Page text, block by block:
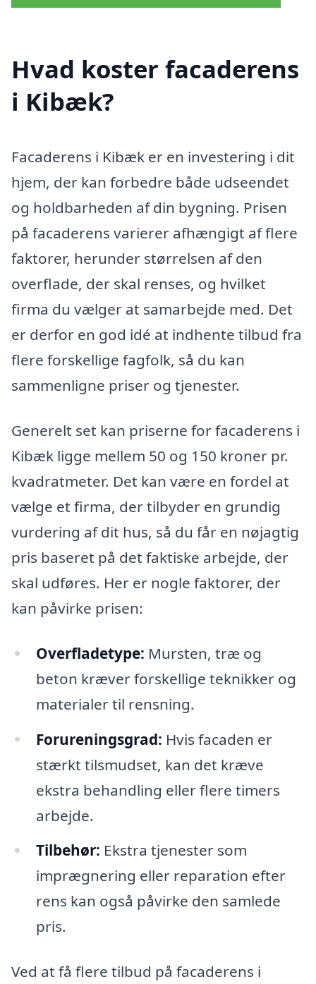
Hvad koster facaderens
i Kibæk?
Facaderens i Kibæk er en investering i dit
hjem, der kan forbedre både udseendet
og holdbarheden af din bygning. Prisen
på facaderens varierer afhængigt af flere
faktorer, herunder størrelsen af den
overflade, der skal renses, og hvilket
firma du vælger at samarbejde med. Det
er derfor en god idé at indhente tilbud fra
flere forskellige fagfolk, så du kan
sammenligne priser og tjenester.
Generelt set kan priserne for facaderens i
Kibæk ligge mellem 50 og 150 kroner pr.
kvadratmeter. Det kan være en fordel at
vælge et firma, der tilbyder en grundig
vurdering af dit hus, så du får en nøjagtig
pris baseret på det faktiske arbejde, der
skal udføres. Her er nogle faktorer, der
kan påvirke prisen:
Overfladetype: Mursten, træ og
beton kræver forskellige teknikker og
materialer til rensning.
Forureningsgrad: Hvis facaden er
stærkt tilsmudset, kan det kræve
ekstra behandling eller flere timers
arbejde.
Tilbehør: Ekstra tjenester som
imprægnering eller reparation efter
rens kan også påvirke den samlede
pris.
Ved at få flere tilbud på facaderens i